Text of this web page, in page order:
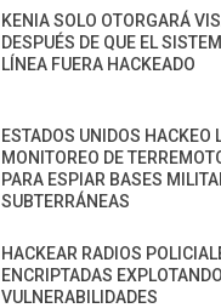
KENIA SOLO OTORGARÁ
DESPUÉS DE QUE EL
LÍNEA FUERA HACKEADO
ESTADOS UNIDOS HACKEO
MONITOREO DE
PARA ESPIAR BASES
SUBTERRÁNEAS
HACKEAR RADIOS
ENCRIPTADAS
VULNERABILIDADES